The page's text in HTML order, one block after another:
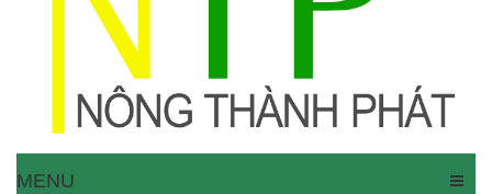
MENU